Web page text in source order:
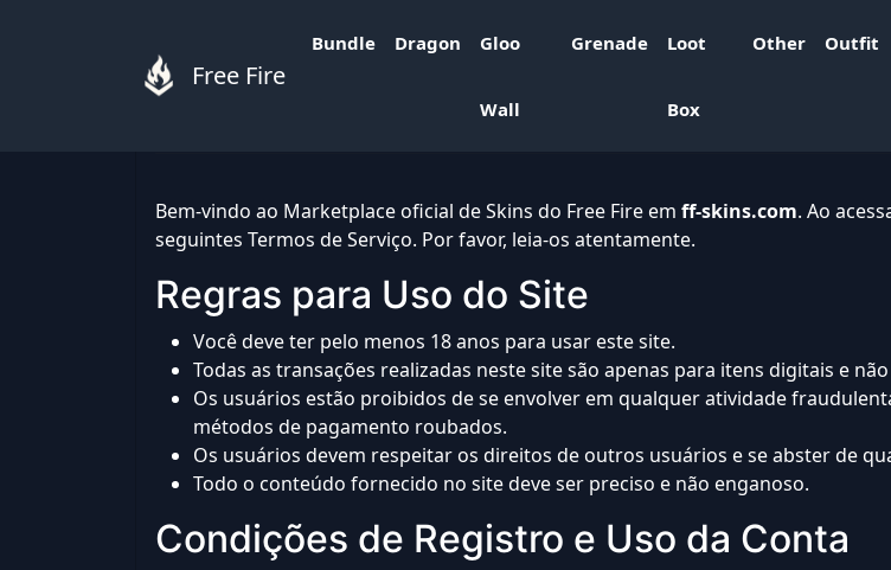
Free Fire
Bundle Dragon Gloo
Wall
Grenade Loot
Box
Other Outfit
Bem-vindo ao Marketplace oficial de Skins do Free Fire em ff-skins.com. Ao
seguintes Termos de Serviço. Por favor, leia-os atentamente.
Regras para Uso do Site
Você deve ter pelo menos 18 anos para usar este site.
Todas as transações realizadas neste site são apenas para itens digitais e
Os usuários estão proibidos de se envolver em qualquer atividade
métodos de pagamento roubados.
Os usuários devem respeitar os direitos de outros usuários e se abster de
Todo o conteúdo fornecido no site deve ser preciso e não enganoso.
Condições de Registro e Uso da Conta